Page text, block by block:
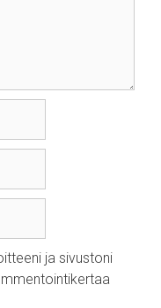
ja sivustoni